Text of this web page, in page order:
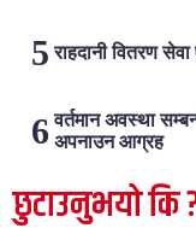
राहदानी वितरण
वर्तमान अवस्था
अपनाउन आग्रह
छुटाउनुभयो कि